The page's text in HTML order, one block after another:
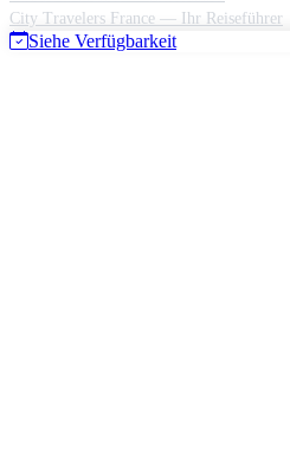
City Travelers France — Ihr Reiseführer
Siehe Verfügbarkeit